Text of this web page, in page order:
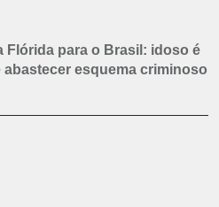
Flórida para o Brasil: idoso é
esquema criminoso